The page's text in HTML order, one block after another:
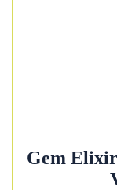
Gem